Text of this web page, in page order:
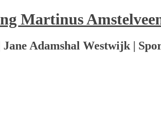
Martinus
Adamshal Westwijk |